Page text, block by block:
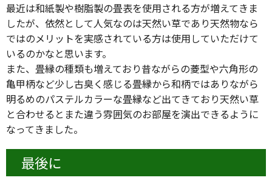
最近は和紙製や樹脂製の畳表を使用される方が増えてきま
したが、依然として人気なのは天然い草であり天然物なら
ではのメリットを実感されている方は使用していただけて
いるのかなと思います。
また、畳縁の種類も増えており昔ながらの菱型や六角形の
亀甲柄など少し古臭く感じる畳縁から和柄ではありながら
明るめのパステルカラーな畳縁など出てきており天然い草
と合わせるとまた違う雰囲気のお部屋を演出できるように
なってきました。
最後に